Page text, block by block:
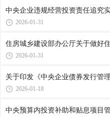
中央企业违规经营投资责任追究
2026-01-31
住房城乡建设部办公厅关于做好
2026-01-31
关于印发《中央企业债券发行管
2026-01-18
中央预算内投资补助和贴息项目